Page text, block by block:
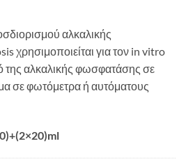
αλκαλικής
χρησιμοποιείται για τον in vitro
της αλκαλικής φωσφατάσης σε
σε φωτόμετρα ή αυτόματους